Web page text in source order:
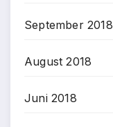
September 2018
August 2018
Juni 2018